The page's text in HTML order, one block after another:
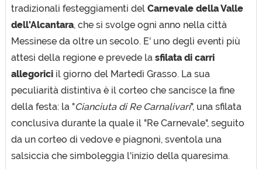
tradizionali festeggiamenti del Carnevale della Valle
dell'Alcantara, che si svolge ogni anno nella città
Messinese da oltre un secolo. E' uno degli eventi più
attesi della regione e prevede la sfilata di carri
allegorici il giorno del Martedì Grasso. La sua
peculiarità distintiva è il corteo che sancisce la fine
della festa: la "Cianciuta di Re Carnalivari", una sfilata
conclusiva durante la quale il "Re Carnevale", seguito
da un corteo di vedove e piagnoni, sventola una
salsiccia che simboleggia l'inizio della quaresima.